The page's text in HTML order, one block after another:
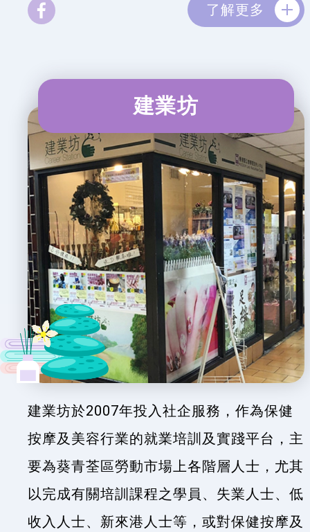
了解更多
建業坊
建業坊於2007年投入社企服務，作為保健
按摩及美容行業的就業培訓及實踐平台，主
要為葵青荃區勞動市場上各階層人士，尤其
以完成有關培訓課程之學員、失業人士、低
收入人士、新來港人士等，或對保健按摩及